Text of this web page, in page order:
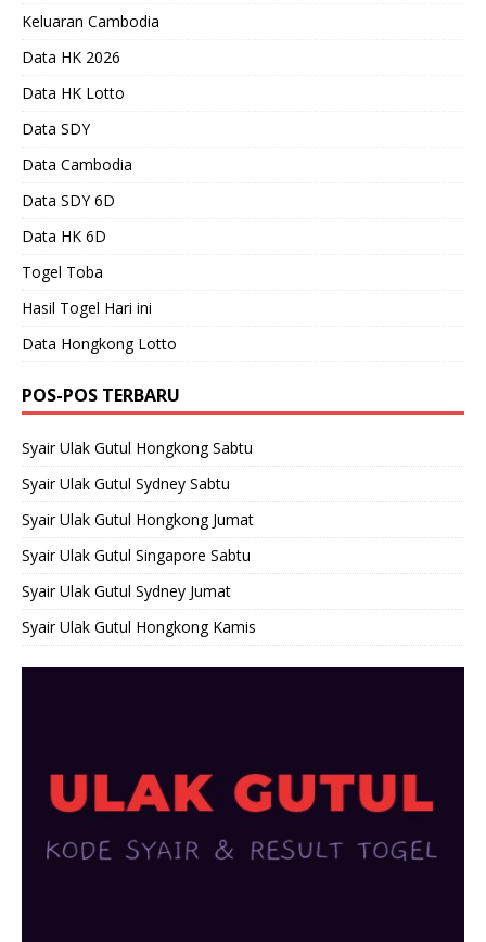
Keluaran Cambodia
Data HK 2026
Data HK Lotto
Data SDY
Data Cambodia
Data SDY 6D
Data HK 6D
Togel Toba
Hasil Togel Hari ini
Data Hongkong Lotto
POS-POS TERBARU
Syair Ulak Gutul Hongkong Sabtu
Syair Ulak Gutul Sydney Sabtu
Syair Ulak Gutul Hongkong Jumat
Syair Ulak Gutul Singapore Sabtu
Syair Ulak Gutul Sydney Jumat
Syair Ulak Gutul Hongkong Kamis